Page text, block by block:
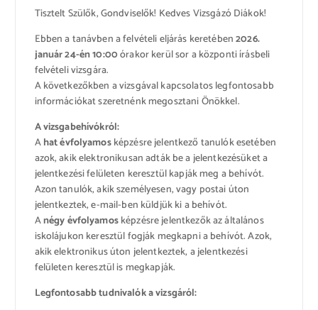
Tisztelt Szülők, Gondviselők! Kedves Vizsgázó Diákok!
Ebben a tanávben a felvételi eljárás keretében2026.
január 24-én 10:00órakor kerül sor a központi írásbeli
felvételi vizsgára.
A következőkben a vizsgával kapcsolatos legfontosabb
információkat szeretnénk megosztani Önökkel.
A vizsgabehívókról:
Ahat évfolyamosképzésre jelentkező tanulók esetében
azok, akik elektronikusan adták be a jelentkezésüket a
jelentkezési felületen keresztül kapják meg a behívót.
Azon tanulók, akik személyesen, vagy postai úton
jelentkeztek, e-mail-ben küldjük ki a behívót.
Anégy évfolyamosképzésre jelentkezők az általános
iskolájukon keresztül fogják megkapni a behívót. Azok,
akik elektronikus úton jelentkeztek, a jelentkezési
felületen keresztül is megkapják.
Legfontosabb tudnivalók a vizsgáról: